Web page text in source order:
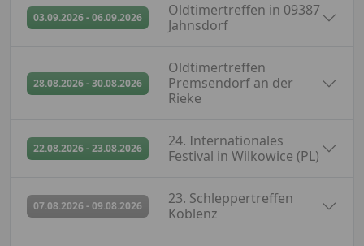
03.09.2026 - 06.09.2026
abgesagtOldtimertreffen in 09387
Jahnsdorf
28.08.2026 - 30.08.2026
abgesagtOldtimertreffen
Premsendorf an der
Rieke
22.08.2026 - 23.08.2026
abgesagt24. Internationales
Festival in Wilkowice (PL)
07.08.2026 - 09.08.2026
abgesagt23. Schleppertreffen
Koblenz